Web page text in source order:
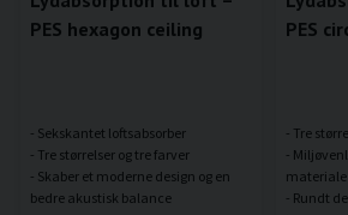
PES hexagon ceiling
- Sekskantet loftsabsorber
- Tre størrelser og tre farver
- Skaber et moderne design og en
PES
- Tre
-
materiale
- Rundt